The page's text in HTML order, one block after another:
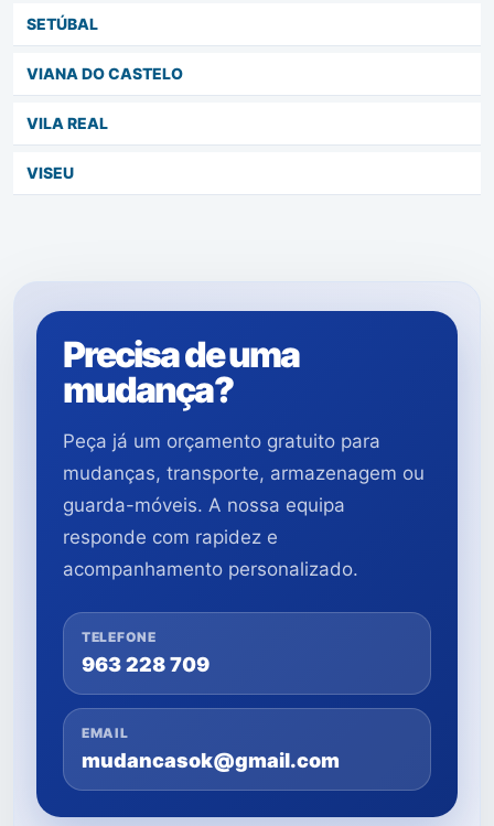
SETÚBAL
VIANA DO CASTELO
VILA REAL
VISEU
Precisa de uma
mudança?
Peça já um orçamento gratuito para
mudanças, transporte, armazenagem ou
guarda-móveis. A nossa equipa
responde com rapidez e
acompanhamento personalizado.
TELEFONE
963 228 709
EMAIL
mudancasok@gmail.com